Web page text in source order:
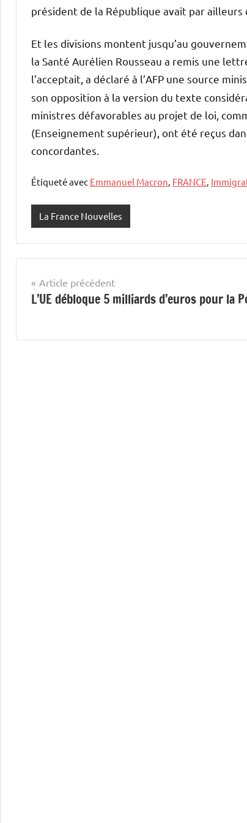
président de la République avait par ailleurs
Et les divisions montent jusqu’au
la Santé Aurélien Rousseau a remis une
l’acceptait, a déclaré à l’AFP une source
son opposition à la version du texte
ministres défavorables au projet de loi,
(Enseignement supérieur), ont été reçus
concordantes.
Étiqueté avec Emmanuel Macron FRANCE
La France Nouvelles
Navigation
de
Article précédent
L’UE débloque 5 milliards d’euros pour la